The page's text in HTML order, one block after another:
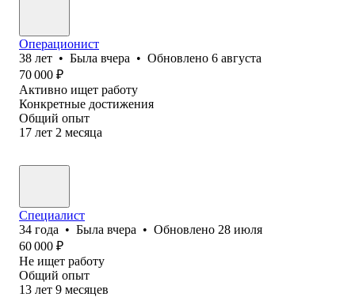
Операционист
38 лет • Была вчера • Обновлено 6 августа
70 000 ₽
Активно ищет работу
Конкретные достижения
Общий опыт
17 лет 2 месяца
Специалист
34 года • Была вчера • Обновлено 28 июля
60 000 ₽
Не ищет работу
Общий опыт
13 лет 9 месяцев